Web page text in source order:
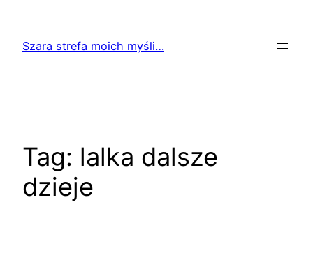
treściSzara strefa moich myśli…
Tag: lalka dalsze
dzieje